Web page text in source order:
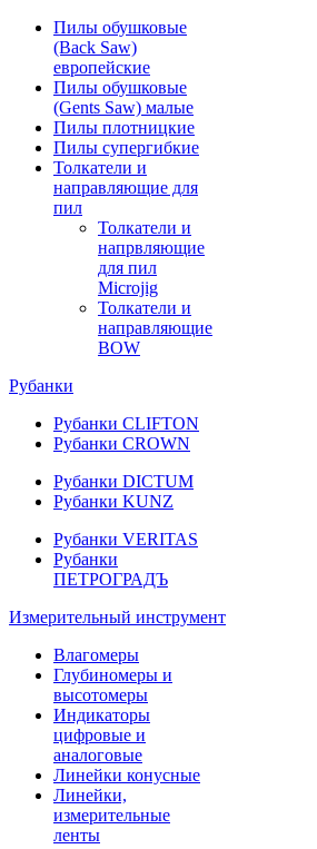
Пилы обушковые
(Back Saw)
европейские
Пилы обушковые
(Gents Saw) малые
Пилы плотницкие
Пилы супергибкие
Толкатели и
направляющие для
пил
Толкатели и
напрвляющие
для пил
Microjig
Толкатели и
направляющие
BOW
Рубанки
Рубанки CLIFTON
Рубанки CROWN
Рубанки DICTUM
Рубанки KUNZ
Рубанки VERITAS
Рубанки
ПЕТРОГРАДЪ
Измерительный инструмент
Влагомеры
Глубиномеры и
высотомеры
Индикаторы
цифровые и
аналоговые
Линейки конусные
Линейки,
измерительные
ленты